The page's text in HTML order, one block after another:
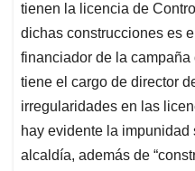
tienen la licencia de
dichas construcciones es
financiador de la
tiene el cargo de director
irregularidades en las
hay evidente la
alcaldía, además de